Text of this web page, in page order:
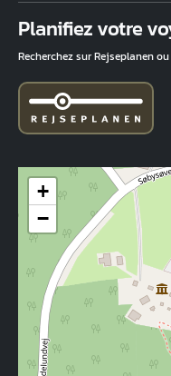
Planifiez votre
Recherchez sur Rejseplanen
+
−